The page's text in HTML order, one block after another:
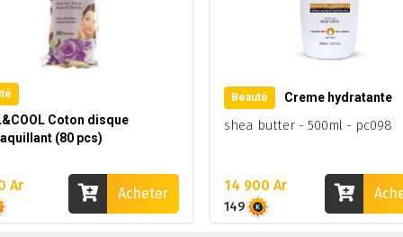
Coton disque
(80 pcs)
Ar Acheter
Beauté Creme hydratante
shea butter - 500ml - pc098
149
14 900 Ar